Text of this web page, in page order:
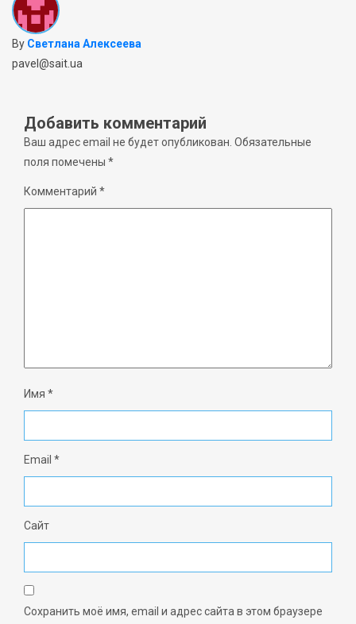
By Светлана Алексеева
pavel@sait.ua
Добавить комментарий
Ваш адрес email не будет опубликован. Обязательные
поля помечены *
Комментарий *
Имя *
Email *
Сайт
Сохранить моё имя, email и адрес сайта в этом браузере